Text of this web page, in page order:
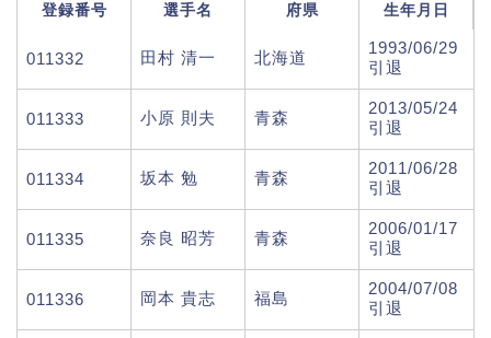
登録番号 選手名 府県 生年月日
011332 田村 清一 北海道
1993/06/29
引退
011333 小原 則夫 青森
2013/05/24
引退
011334 坂本 勉 青森
2011/06/28
引退
011335 奈良 昭芳 青森
2006/01/17
引退
011336 岡本 貴志 福島
2004/07/08
引退